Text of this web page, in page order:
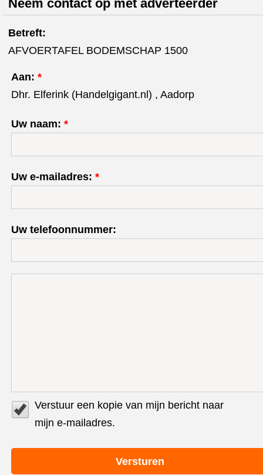
Neem contact op met adverteerder
Betreft:
AFVOERTAFEL BODEMSCHAP 1500
Aan: *
Dhr. Elferink (Handelgigant.nl) , Aadorp
Uw naam: *
Uw e-mailadres: *
Uw telefoonnummer:
Verstuur een kopie van mijn bericht naar
mijn e-mailadres.